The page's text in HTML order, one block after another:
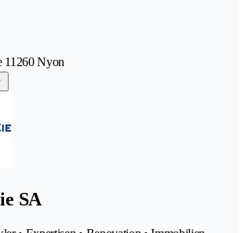
11260 Nyon
SA